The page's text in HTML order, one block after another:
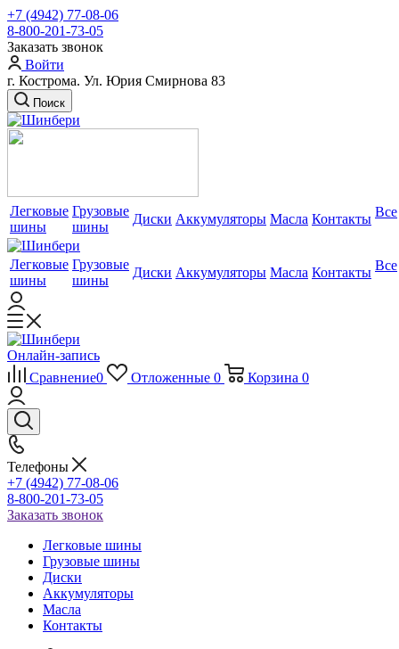
+7 (4942) 77-08-06
8-800-201-73-05
Заказать звонок
Войти
г. Кострома. Ул. Юрия Смирнова 83
Поиск
Легковые
шины
Грузовые
шины
Диски Аккумуляторы Масла Контакты Все
Легковые
шины
Грузовые
шины
Диски Аккумуляторы Масла Контакты Все
Онлайн-запись
Сравнение0 Отложенные 0 Корзина 0
Телефоны
+7 (4942) 77-08-06
8-800-201-73-05
Заказать звонок
Легковые шины
Грузовые шины
Диски
Аккумуляторы
Масла
Контакты